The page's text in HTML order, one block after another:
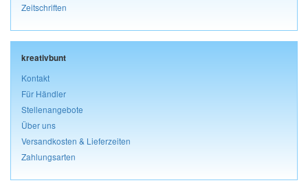
Zeitschriften
kreativbunt
Kontakt
Für Händler
Stellenangebote
Über uns
Versandkosten & Lieferzeiten
Zahlungsarten